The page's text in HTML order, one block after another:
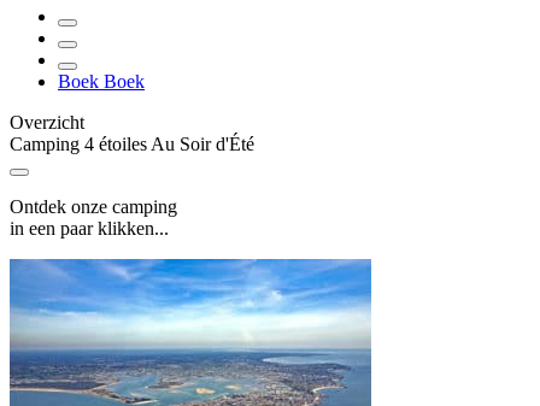
Boek Boek
Overzicht
Camping 4 étoiles Au Soir d'Été
Ontdek onze camping
in een paar klikken...